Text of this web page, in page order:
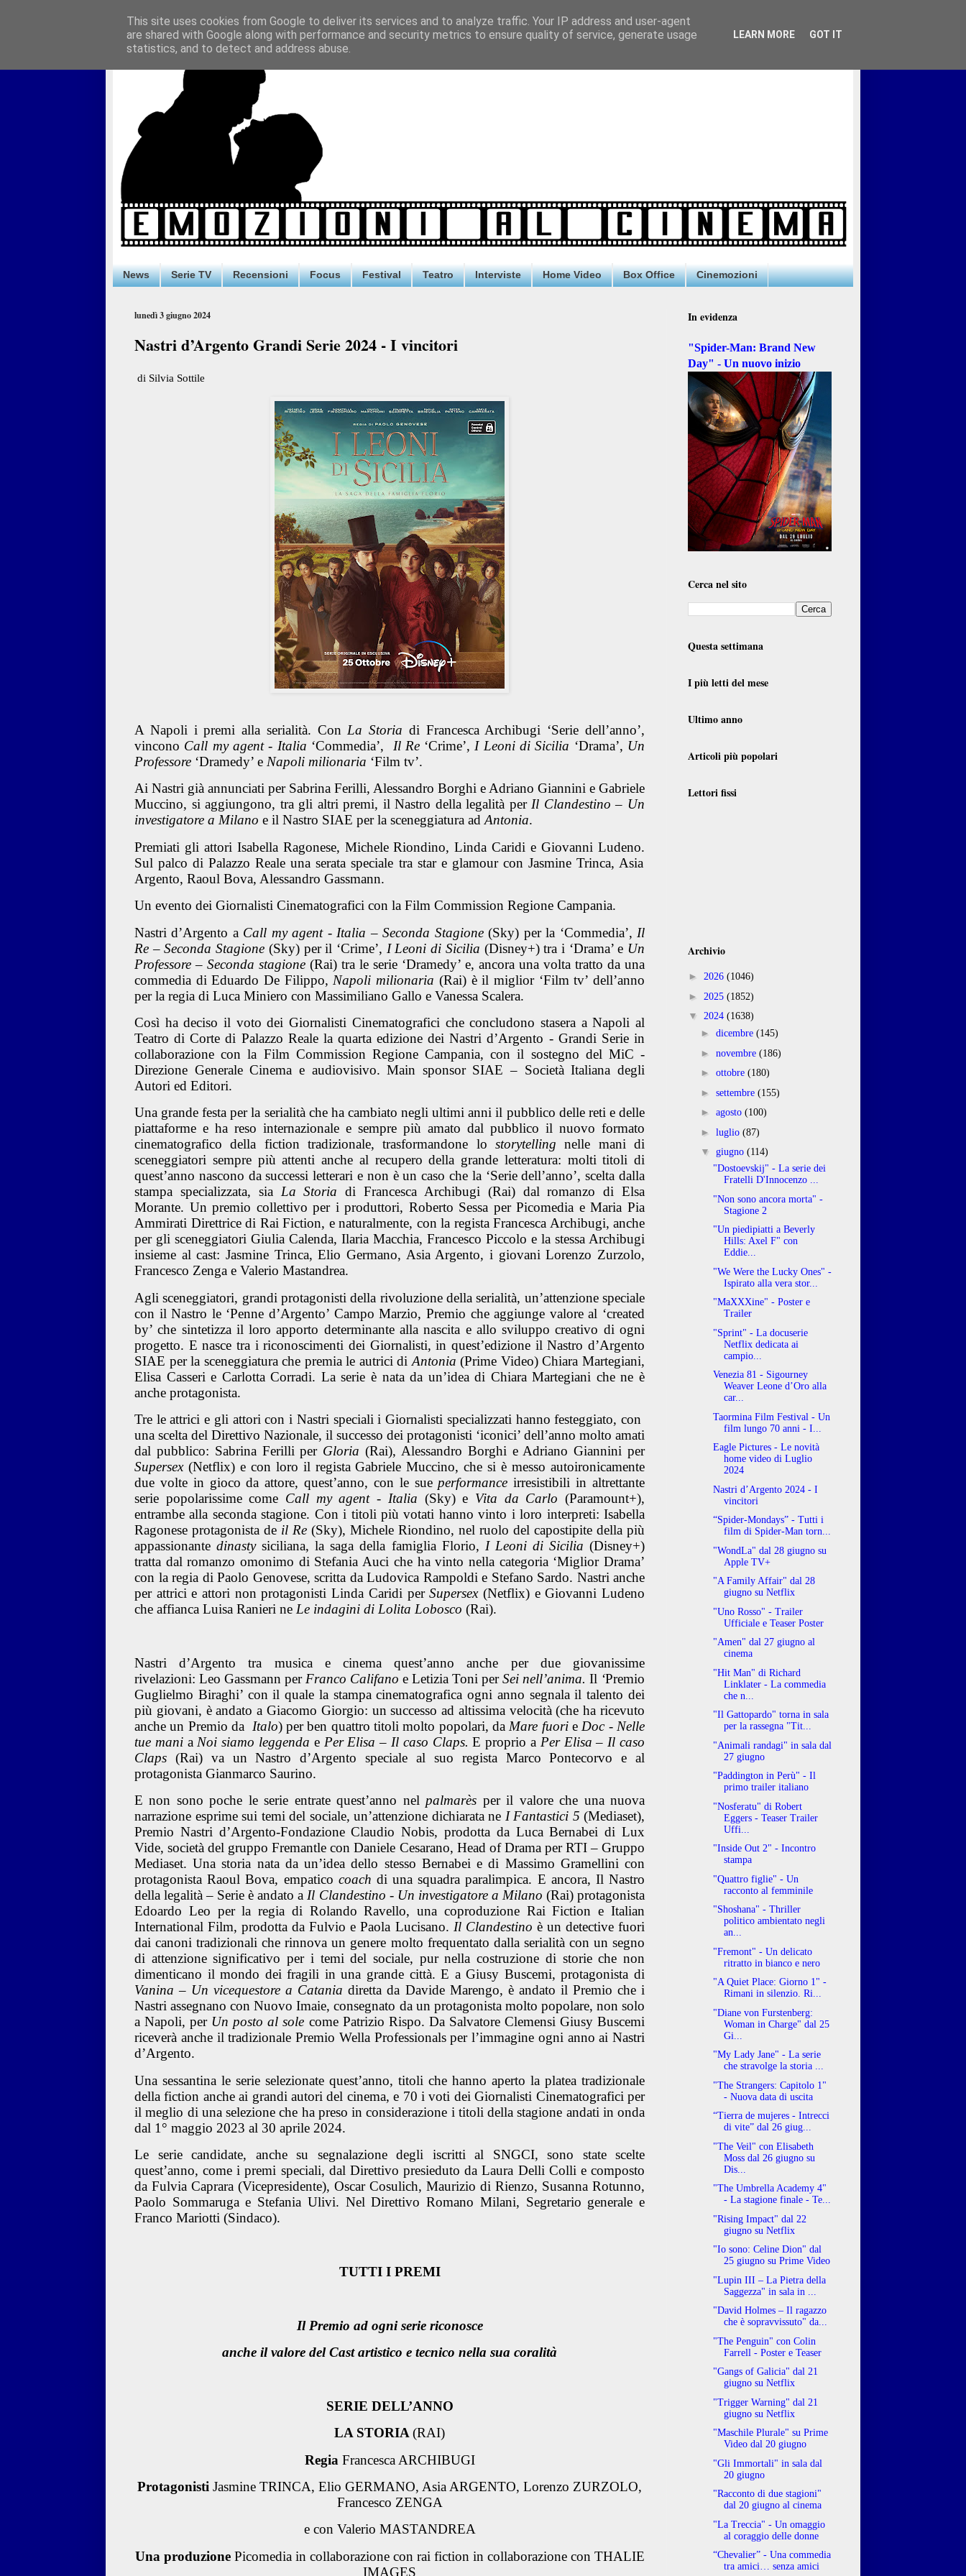
News Serie TV Recensioni Focus Festival Teatro Interviste Home Video Box Office Cinemozioni
lunedì 3 giugno 2024
Nastri d’Argento Grandi Serie 2024 - I vincitori
di Silvia Sottile
A Napoli i premi alla serialità. Con La Storia di Francesca Archibugi ‘Serie dell’anno’,
vincono Call my agent - Italia ‘Commedia’, Il Re‘Crime’, I Leoni di Sicilia ‘Drama’, Un
Professore ‘Dramedy’ e Napoli milionaria ‘Film tv’.
Ai Nastri già annunciati per Sabrina Ferilli, Alessandro Borghi e Adriano Giannini e Gabriele
Muccino, si aggiungono, tra gli altri premi, il Nastro della legalità perIl Clandestino – Un
investigatore a Milano e il Nastro SIAE per la sceneggiatura adAntonia.
Premiati gli attori Isabella Ragonese, Michele Riondino, Linda Caridi e Giovanni Ludeno.
Sul palco di Palazzo Reale una serata speciale tra star e glamour con Jasmine Trinca, Asia
Argento, Raoul Bova, Alessandro Gassmann.
Un evento dei Giornalisti Cinematografici con la Film Commission Regione Campania.
Nastri d’Argento a Call my agent - Italia– Seconda Stagione (Sky) per la ‘Commedia’, Il
Re– Seconda Stagione (Sky) per il ‘Crime’, I Leoni di Sicilia (Disney+) tra i ‘Drama’ e Un
Professore– Seconda stagione (Rai) tra le serie ‘Dramedy’ e, ancora una volta tratto da una
commedia di Eduardo De Filippo, Napoli milionaria (Rai) è il miglior ‘Film tv’ dell’anno
per la regia di Luca Miniero con Massimiliano Gallo e Vanessa Scalera.
Così ha deciso il voto dei Giornalisti Cinematografici che concludono stasera a Napoli al
Teatro di Corte di Palazzo Reale la quarta edizione dei Nastri d’Argento - Grandi Serie in
collaborazione con la Film Commission Regione Campania, con il sostegno del MiC -
Direzione Generale Cinema e audiovisivo. Main sponsor SIAE – Società Italiana degli
Autori ed Editori.
Una grande festa per la serialità che ha cambiato negli ultimi anni il pubblico delle reti e delle
piattaforme e ha reso internazionale e sempre più amato dal pubblico il nuovo formato
cinematografico della fiction tradizionale, trasformandone lo storytelling nelle mani di
sceneggiatori sempre più attenti anche al recupero della grande letteratura: molti titoli di
quest’anno nascono da successi letterari e non è un caso che la ‘Serie dell’anno’, scelta dalla
stampa specializzata, sia La Storia di Francesca Archibugi (Rai) dal romanzo di Elsa
Morante. Un premio collettivo per i produttori, Roberto Sessa per Picomedia e Maria Pia
Ammirati Direttrice di Rai Fiction, e naturalmente, con la regista Francesca Archibugi, anche
per gli sceneggiatori Giulia Calenda, Ilaria Macchia, Francesco Piccolo e la stessa Archibugi
insieme al cast: Jasmine Trinca, Elio Germano, Asia Argento, i giovani Lorenzo Zurzolo,
Francesco Zenga e Valerio Mastandrea.
Agli sceneggiatori, grandi protagonisti della rivoluzione della serialità, un’attenzione speciale
con il Nastro le ‘Penne d’Argento’ Campo Marzio, Premio che aggiunge valore al ‘created
by’ che sintetizza il loro apporto determinante alla nascita e allo sviluppo creativo di ogni
progetto. E nasce tra i riconoscimenti dei Giornalisti, in quest’edizione ilNastro d’Argento
SIAE per la sceneggiatura che premia le autrici di Antonia(Prime Video) Chiara Martegiani,
Elisa Casseri e Carlotta Corradi. La serie è nata da un’idea di Chiara Martegiani che ne è
anche protagonista.
Tre le attrici e gli attori con i Nastri speciali i Giornalisti specializzati hanno festeggiato, con
una scelta del Direttivo Nazionale, il successo dei protagonisti ‘iconici’ dell’anno molto amati
dal pubblico: Sabrina Ferilli per Gloria(Rai), Alessandro Borghi eAdriano Giannini per
Supersex (Netflix) e con loro il registaGabriele Muccino, che si è messo autoironicamente
due volte in gioco da attore, quest’anno, con le sue performance irresistibili in altrettante
serie popolarissime come Call my agent - Italia (Sky) e Vita da Carlo(Paramount+),
entrambe alla seconda stagione. Con i titoli più votati hanno vinto i loro interpreti: Isabella
Ragonese protagonista de il Re (Sky), Michele Riondino, nel ruolo del capostipite della più
appassionantedinastysiciliana, la saga della famiglia Florio, I Leoni di Sicilia (Disney+)
tratta dal romanzo omonimo di Stefania Auci che ha vinto nella categoria ‘Miglior Drama’
con la regia di Paolo Genovese, scritta da Ludovica Rampoldi e Stefano Sardo. Nastri anche
per attrici e attori non protagonistiLinda Caridi perSupersex (Netflix) eGiovanni Ludeno
che affianca Luisa Ranieri ne Le indagini di Lolita Lobosco (Rai).
Nastri d’Argento tra musica e cinema quest’anno anche per due giovanissime
rivelazioni: Leo Gassmann per Franco Califano e Letizia Toni perSei nell’anima. Il ‘Premio
Guglielmo Biraghi’ con il quale la stampa cinematografica ogni anno segnala il talento dei
più giovani, è andato a Giacomo Giorgio: un successo ad altissima velocità (che ha ricevuto
anche un Premio da Italo) per ben quattro titoli molto popolari, da Mare fuorie Doc - Nelle
tue mani a Noi siamo leggenda ePer Elisa – Il caso Claps.E proprio a Per Elisa – Il caso
Claps (Rai) va un Nastro d’Argento speciale al suo regista Marco Pontecorvo e al
protagonista Gianmarco Saurino.
E non sono poche le serie entrate quest’anno nelpalmarès per il valore che una nuova
narrazione esprime sui temi del sociale, un’attenzione dichiarata ne I Fantastici 5 (Mediaset),
Premio Nastri d’Argento-Fondazione Claudio Nobis, prodotta da Luca Bernabei di Lux
Vide, società del gruppo Fremantle con Daniele Cesarano, Head of Drama per RTI – Gruppo
Mediaset. Una storia nata da un’idea dello stesso Bernabei e di Massimo Gramellini con
protagonistaRaoul Bova, empatico coach di una squadra paralimpica. E ancora, Il Nastro
della legalità – Serie è andato aIl Clandestino - Un investigatore a Milano (Rai) protagonista
Edoardo Leo per la regia di Rolando Ravello, una coproduzione Rai Fiction e Italian
International Film, prodotta da Fulvio e Paola Lucisano. Il Clandestino è un detective fuori
dai canoni tradizionali che rinnova un genere molto frequentato dalla serialità con un segno
di attenzione significativo per i temi del sociale, pur nella costruzione di storie che non
dimenticano il mondo dei fragili in una grande città. E aGiusy Buscemi, protagonista di
Vanina – Un vicequestore a Catania diretta da Davide Marengo, è andato il Premio che i
Nastri assegnano con Nuovo Imaie, consegnato da un protagonista molto popolare, non solo
a Napoli, per Un posto al sole come Patrizio Rispo. Da Salvatore ClemensiGiusy Buscemi
riceverà anche il tradizionale Premio Wella Professionals per l’immagine ogni anno ai Nastri
d’Argento.
Una sessantina le serie selezionate quest’anno, titoli che hanno aperto la platea tradizionale
della fiction anche ai grandi autori del cinema, e 70 i voti dei Giornalisti Cinematografici per
il meglio di una selezione che ha preso in considerazione i titoli della stagione andati in onda
dal 1° maggio 2023 al 30 aprile 2024.
Le serie candidate, anche su segnalazione degli iscritti al SNGCI, sono state scelte
quest’anno, come i premi speciali, dal Direttivo presieduto da Laura Delli Colli e composto
da Fulvia Caprara (Vicepresidente), Oscar Cosulich, Maurizio di Rienzo, Susanna Rotunno,
Paolo Sommaruga e Stefania Ulivi. Nel Direttivo Romano Milani, Segretario generale e
Franco Mariotti (Sindaco).
TUTTI I PREMI
Il Premio ad ogni serie riconosce
anche il valore del Cast artistico e tecnico nella sua coralità
SERIE DELL’ANNO
LA STORIA (RAI)
Regia Francesca ARCHIBUGI
Protagonisti Jasmine TRINCA, Elio GERMANO, Asia ARGENTO, Lorenzo ZURZOLO,
Francesco ZENGA
e con Valerio MASTANDREA
Una produzione Picomedia in collaborazione con rai fiction in collaborazione con THALIE
IMAGES
In evidenza
"Spider-Man: Brand New
Day" - Un nuovo inizio
Cerca nel sito
Questa settimana
I più letti del mese
Ultimo anno
Articoli più popolari
Lettori fissi
Archivio
► 2026 (1046)
► 2025 (1852)
▼ 2024 (1638)
► dicembre (145)
► novembre (186)
► ottobre (180)
► settembre (155)
► agosto (100)
► luglio (87)
▼ giugno (114)
"Dostoevskij" - La serie dei
Fratelli D'Innocenzo ...
"Non sono ancora morta" -
Stagione 2
"Un piedipiatti a Beverly
Hills: Axel F" con
Eddie...
"We Were the Lucky Ones" -
Ispirato alla vera stor...
"MaXXXine" - Poster e
Trailer
"Sprint" - La docuserie
Netflix dedicata ai
campio...
Venezia 81 - Sigourney
Weaver Leone d’Oro alla
car...
Taormina Film Festival - Un
film lungo 70 anni - I...
Eagle Pictures - Le novità
home video di Luglio
2024
Nastri d’Argento 2024 - I
vincitori
“Spider-Mondays” - Tutti i
film di Spider-Man torn...
"WondLa" dal 28 giugno su
Apple TV+
"A Family Affair" dal 28
giugno su Netflix
"Uno Rosso" - Trailer
Ufficiale e Teaser Poster
"Amen" dal 27 giugno al
cinema
"Hit Man" di Richard
Linklater - La commedia
che n...
"Il Gattopardo" torna in sala
per la rassegna "Tit...
"Animali randagi" in sala dal
27 giugno
"Paddington in Perù" - Il
primo trailer italiano
"Nosferatu" di Robert
Eggers - Teaser Trailer
Uffi...
"Inside Out 2" - Incontro
stampa
"Quattro figlie" - Un
racconto al femminile
"Shoshana" - Thriller
politico ambientato negli
an...
"Fremont" - Un delicato
ritratto in bianco e nero
"A Quiet Place: Giorno 1" -
Rimani in silenzio. Ri...
"Diane von Furstenberg:
Woman in Charge" dal 25
Gi...
"My Lady Jane" - La serie
che stravolge la storia ...
"The Strangers: Capitolo 1"
- Nuova data di uscita
“Tierra de mujeres - Intrecci
di vite” dal 26 giug...
"The Veil" con Elisabeth
Moss dal 26 giugno su
Dis...
"The Umbrella Academy 4"
- La stagione finale - Te...
"Rising Impact" dal 22
giugno su Netflix
"Io sono: Celine Dion" dal
25 giugno su Prime Video
"Lupin III – La Pietra della
Saggezza" in sala in ...
"David Holmes – Il ragazzo
che è sopravvissuto" da...
"The Penguin" con Colin
Farrell - Poster e Teaser
"Gangs of Galicia" dal 21
giugno su Netflix
"Trigger Warning" dal 21
giugno su Netflix
"Maschile Plurale" su Prime
Video dal 20 giugno
"Gli Immortali" in sala dal
20 giugno
"Racconto di due stagioni"
dal 20 giugno al cinema
"La Treccia" - Un omaggio
al coraggio delle donne
“Chevalier” - Una commedia
tra amici… senza amici
This site uses cookies from Google to deliver its services and to analyze traffic. Your IP address and user-agent
are shared with Google along with performance and security metrics to ensure quality of service, generate usage
statistics, and to detect and address abuse.
LEARN MORE GOT IT